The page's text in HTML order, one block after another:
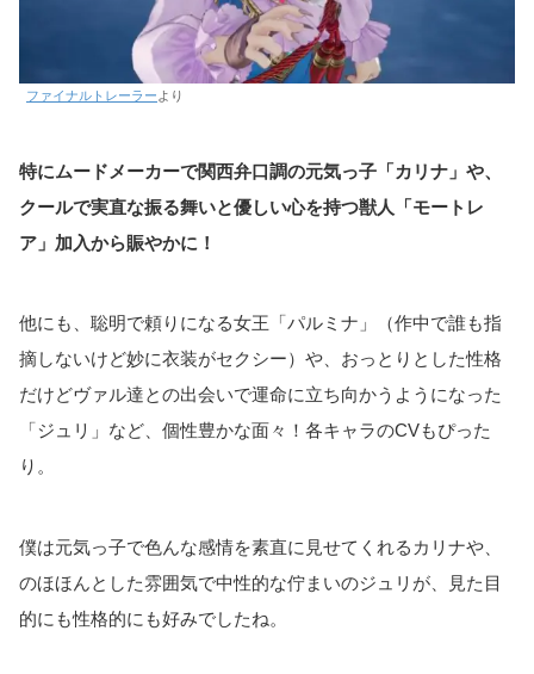
ファイナルトレーラー より
特にムードメーカーで関西弁口調の元気っ子「カリナ」や、
クールで実直な振る舞いと優しい心を持つ獣人「モートレ
ア」加入から賑やかに！
他にも、聡明で頼りになる女王「パルミナ」（作中で誰も指
摘しないけど妙に衣装がセクシー）や、おっとりとした性格
だけどヴァル達との出会いで運命に立ち向かうようになった
「ジュリ」など、個性豊かな面々！各キャラのCVもぴった
り。
僕は元気っ子で色んな感情を素直に見せてくれるカリナや、
のほほんとした雰囲気で中性的な佇まいのジュリが、見た目
的にも性格的にも好みでしたね。